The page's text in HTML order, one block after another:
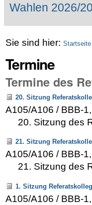
Wahlen 2026/
Sie sind hier: Startseite
Termine
Termine des
20. Sitzung
A105/A106 / BBB-1,
20. Sitzung des
21. Sitzung
A105/A106 / BBB-1,
21. Sitzung des
1. Sitzung
A105/A106 / BBB-1,